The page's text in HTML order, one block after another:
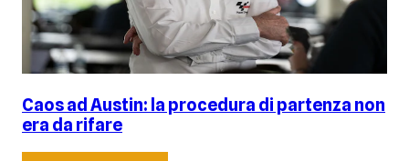
Caos ad Austin: la procedura di partenza non
era da rifare